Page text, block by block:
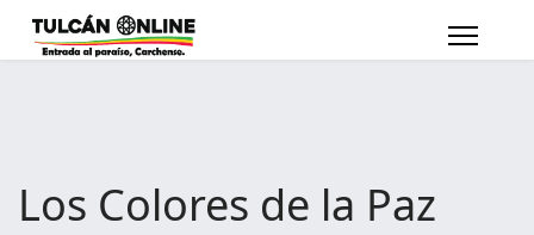
Los Colores de la Paz